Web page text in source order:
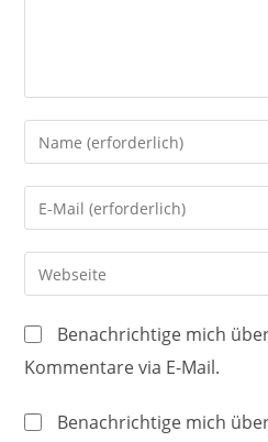
Gib
deinen
Namen
oder
Benutzernamen
zum
ein
Gib
deine
E-
Mail-
zum
Kommentieren
Gib
deine
Website-
URL
ein
Benachrichtige mich
Kommentare via E-Mail.
Benachrichtige mich